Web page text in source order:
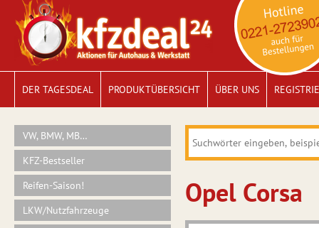
DER TAGESDEAL PRODUKTÜBERSICHT ÜBER UNS
VW, BMW, MB…
KFZ-Bestseller
Reifen-Saison!
LKW/Nutzfahrzeuge
Opel Corsa